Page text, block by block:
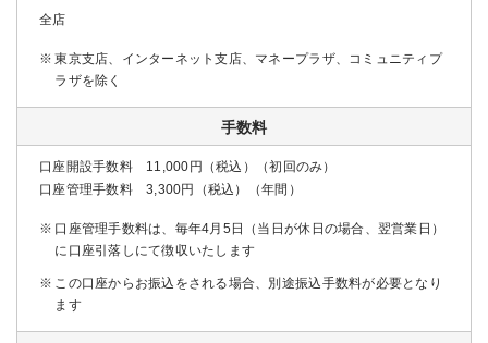
全店
東京支店、インターネット支店、マネープラザ、コミュニティプ
ラザを除く
手数料
口座開設手数料 11,000円（税込）（初回のみ）
口座管理手数料 3,300円（税込）（年間）
口座管理手数料は、毎年4月5日（当日が休日の場合、翌営業日）
に口座引落しにて徴収いたします
この口座からお振込をされる場合、別途振込手数料が必要となり
ます